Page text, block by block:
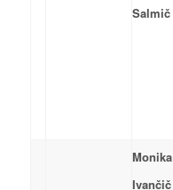
Salmič
Monika
Ivančič